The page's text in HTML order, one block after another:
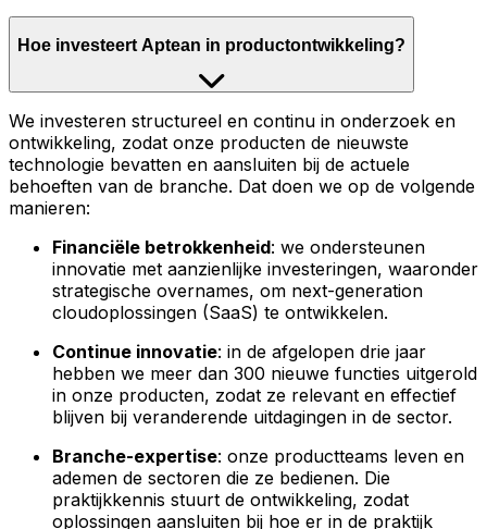
Hoe investeert Aptean in productontwikkeling?
We investeren structureel en continu in onderzoek en
ontwikkeling, zodat onze producten de nieuwste
technologie bevatten en aansluiten bij de actuele
behoeften van de branche. Dat doen we op de volgende
manieren:
Financiële betrokkenheid: we ondersteunen
innovatie met aanzienlijke investeringen, waaronder
strategische overnames, om next-generation
cloudoplossingen (SaaS) te ontwikkelen.
Continue innovatie: in de afgelopen drie jaar
hebben we meer dan 300 nieuwe functies uitgerold
in onze producten, zodat ze relevant en effectief
blijven bij veranderende uitdagingen in de sector.
Branche-expertise: onze productteams leven en
ademen de sectoren die ze bedienen. Die
praktijkkennis stuurt de ontwikkeling, zodat
oplossingen aansluiten bij hoe er in de praktijk